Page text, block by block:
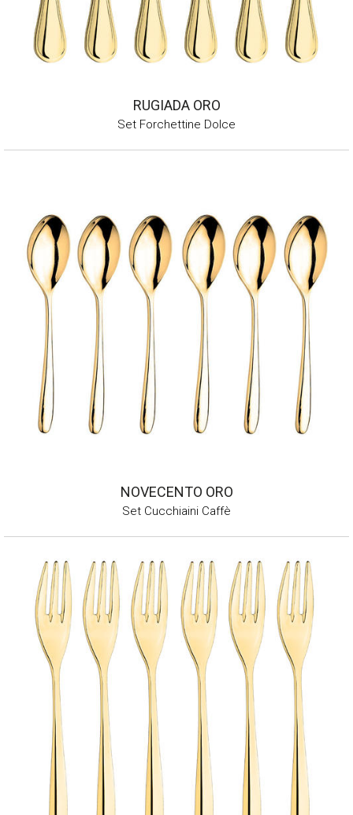
RUGIADA ORO
Set Forchettine Dolce
NOVECENTO ORO
Set Cucchiaini Caffè